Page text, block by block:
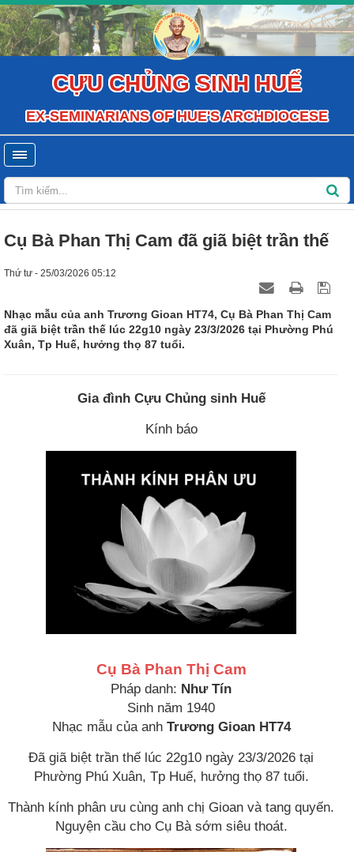
CỰU CHỦNG SINH HUẾ
EX-SEMINARIANS OF HUE'S ARCHDIOCESE
Cụ Bà Phan Thị Cam đã giã biệt trần thế
Thứ tư - 25/03/2026 05:12
Nhạc mẫu của anh Trương Gioan HT74, Cụ Bà Phan Thị Cam
đã giã biệt trần thế lúc 22g10 ngày 23/3/2026 tại Phường Phú
Xuân, Tp Huế, hưởng thọ 87 tuổi.
Gia đình Cựu Chủng sinh Huế
Kính báo
Cụ Bà Phan Thị Cam
Pháp danh: Như Tín
Sinh năm 1940
Nhạc mẫu của anh Trương Gioan HT74
Đã giã biệt trần thế lúc 22g10 ngày 23/3/2026 tại
Phường Phú Xuân, Tp Huế, hưởng thọ 87 tuổi.
Thành kính phân ưu cùng anh chị Gioan và tang quyến.
Nguyện cầu cho Cụ Bà sớm siêu thoát.